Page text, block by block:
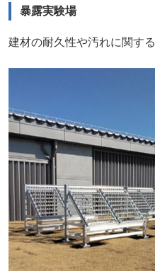
暴露実験場
建材の耐久性や汚れに関す